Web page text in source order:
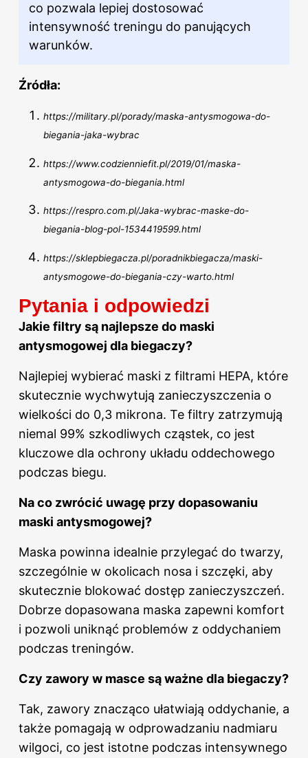
co pozwala lepiej dostosować
intensywność treningu do panujących
warunków.
Źródła:
https://military.pl/porady/maska-antysmogowa-do-
biegania-jaka-wybrac
https://www.codzienniefit.pl/2019/01/maska-
antysmogowa-do-biegania.html
https://respro.com.pl/Jaka-wybrac-maske-do-
biegania-blog-pol-1534419599.html
https://sklepbiegacza.pl/poradnikbiegacza/maski-
antysmogowe-do-biegania-czy-warto.html
Pytania i odpowiedzi
Jakie filtry są najlepsze do maski
antysmogowej dla biegaczy?
Najlepiej wybierać maski z filtrami HEPA, które
skutecznie wychwytują zanieczyszczenia o
wielkości do 0,3 mikrona. Te filtry zatrzymują
niemal 99% szkodliwych cząstek, co jest
kluczowe dla ochrony układu oddechowego
podczas biegu.
Na co zwrócić uwagę przy dopasowaniu
maski antysmogowej?
Maska powinna idealnie przylegać do twarzy,
szczególnie w okolicach nosa i szczęki, aby
skutecznie blokować dostęp zanieczyszczeń.
Dobrze dopasowana maska zapewni komfort
i pozwoli uniknąć problemów z oddychaniem
podczas treningów.
Czy zawory w masce są ważne dla biegaczy?
Tak, zawory znacząco ułatwiają oddychanie, a
także pomagają w odprowadzaniu nadmiaru
wilgoci, co jest istotne podczas intensywnego